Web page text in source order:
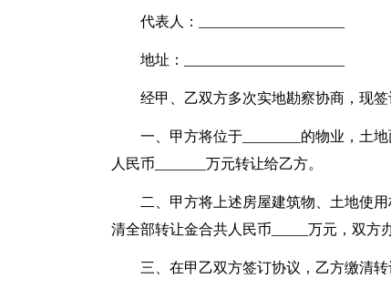
代表人：____________________
地址：______________________
经甲、乙双方多次实地勘察协商，现签
一、甲方将位于________的物业，土
人民币_______万元转让给乙方。
二、甲方将上述房屋建筑物、土地使
清全部转让金合共人民币_____万元，双方
三、在甲乙双方签订协议，乙方缴清